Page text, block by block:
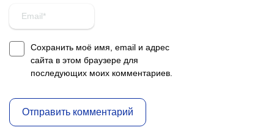
Сохранить моё имя, email и адрес
сайта в этом браузере для
последующих моих комментариев.